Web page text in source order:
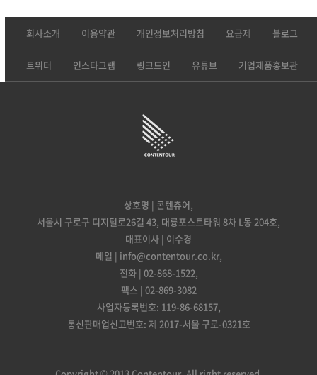
회사소개 이용약관 개인정보처리방침 요금제 블로그
트위터 인스타그램 링크드인 유튜브 기업제품홍보관
상호명 | 콘텐츄어,
서울시 구로구 디지털로26길 43, 대륭포스트타워 8차 L동 204호,
대표이사 | 이수경
메일 | info@contentour.co.kr,
전화 | 02-868-1522,
팩스 | 02-869-3082
사업자등록번호: 119-86-68157,
통신판매업신고번호: 제 2017-서울 구로-0321호